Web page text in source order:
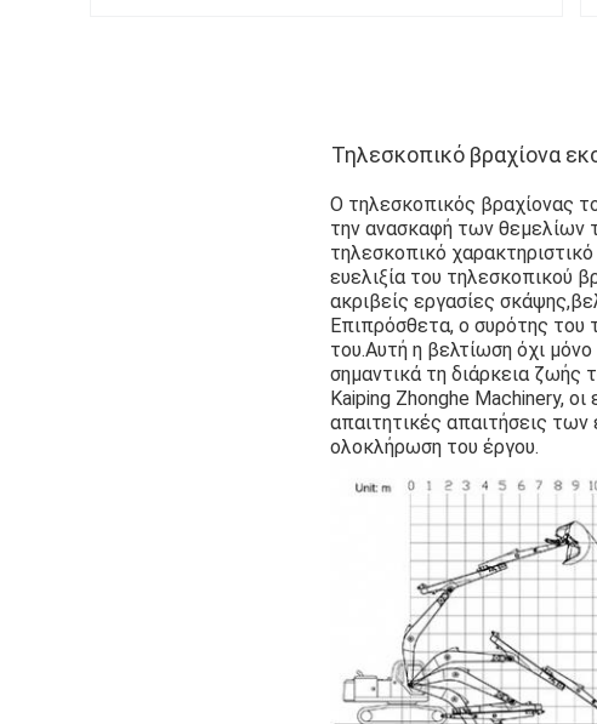
Τηλεσκοπικό βραχίονα
Ο τηλεσκοπικός βραχίονας
την ανασκαφή των θεμελίων
τηλεσκοπικό
ευελιξία του τηλεσκοπικού
ακριβείς εργασίες
Επιπρόσθετα, ο συρότης του
του.Αυτή η βελτίωση όχι
σημαντικά τη διάρκεια
Kaiping Zhonghe Machinery,
απαιτητικές απαιτήσεις
ολοκλήρωση του έργου.